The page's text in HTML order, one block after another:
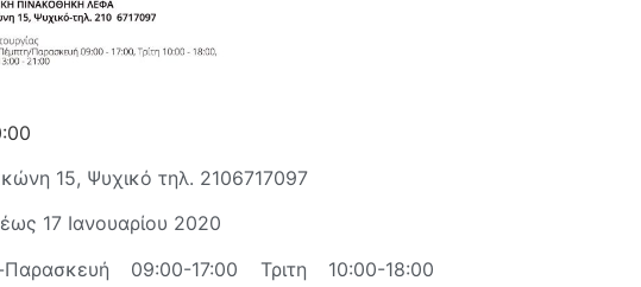
15, Ψυχικό τηλ. 2106717097
17 Ιανουαρίου 2020
09:00-17:00 Τριτη 10:00-18:00